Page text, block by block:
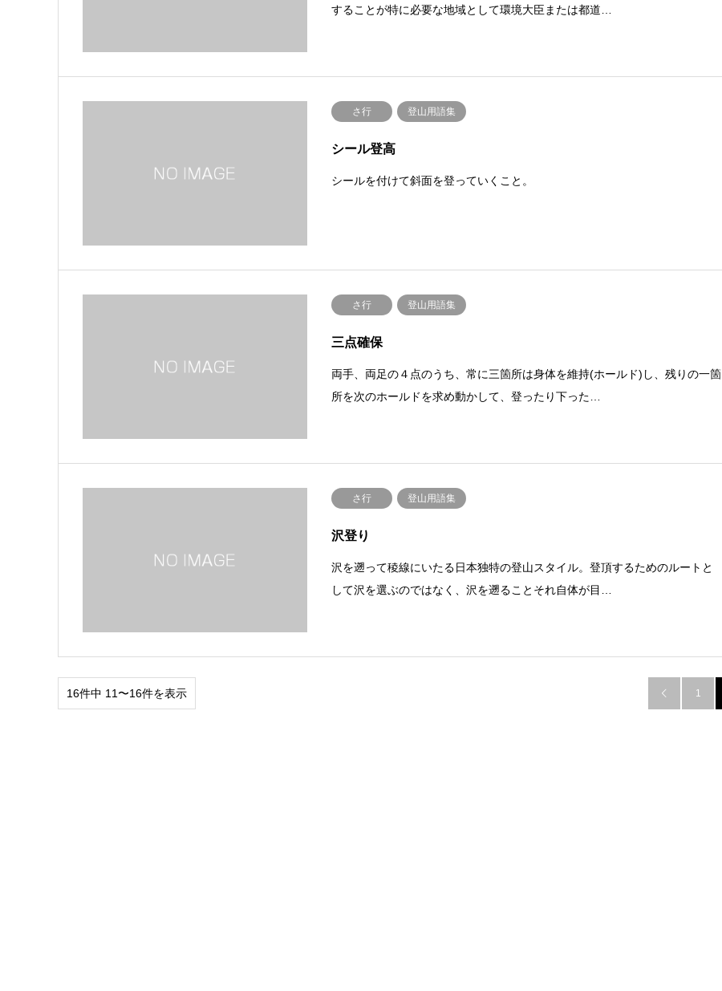
することが特に必要な地域として環境大臣または都道…
さ行 登山用語集
シール登高
シールを付けて斜面を登っていくこと。
さ行 登山用語集
三点確保
両手、両足の４点のうち、常に三箇所は身体を維持(ホールド)し、残りの一箇
所を次のホールドを求め動かして、登ったり下った…
さ行 登山用語集
沢登り
沢を遡って稜線にいたる日本独特の登山スタイル。登頂するためのルートと
して沢を選ぶのではなく、沢を遡ることそれ自体が目…
16件中 11〜16件を表示  1